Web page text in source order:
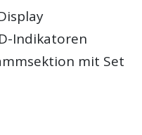
Indikatoren
mit Set